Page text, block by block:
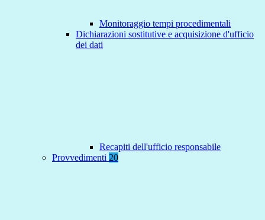
Monitoraggio tempi procedimentali
Dichiarazioni sostitutive e acquisizione d'ufficio
dei dati
Recapiti dell'ufficio responsabile
Provvedimenti 20